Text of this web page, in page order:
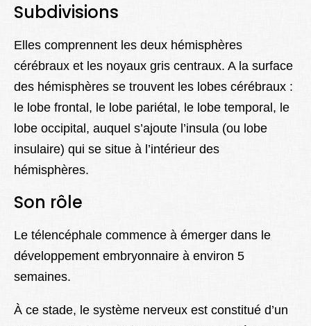
Subdivisions
Elles comprennent les deux hémisphères
cérébraux et les noyaux gris centraux. A la surface
des hémisphères se trouvent les lobes cérébraux :
le lobe frontal, le lobe pariétal, le lobe temporal, le
lobe occipital, auquel s’ajoute l’insula (ou lobe
insulaire) qui se situe à l’intérieur des
hémisphères.
Son rôle
Le télencéphale commence à émerger dans le
développement embryonnaire à environ 5
semaines.
À ce stade, le système nerveux est constitué d’un